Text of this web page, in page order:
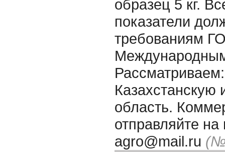
образец 5 кг.
показатели
требованиям
Казахстанскую
область.
отправляйте
agro@mail.ru